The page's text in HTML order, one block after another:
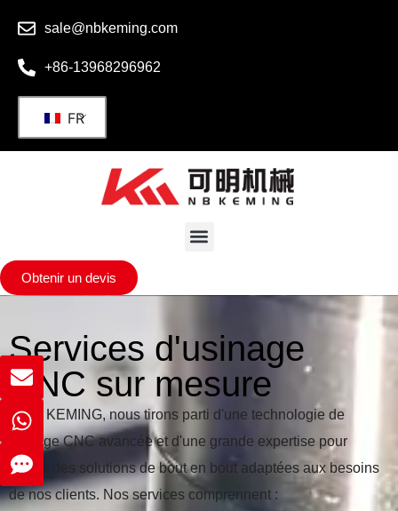
sale@nbkeming.com
+86-13968296962
FR
Obtenir un devis
Services d'usinage
CNC sur mesure
Chez KEMING, nous tirons parti d'une technologie de
fraisage CNC avancée et d'une grande expertise pour
fournir des solutions de bout en bout adaptées aux besoins
de nos clients. Nos services comprennent :